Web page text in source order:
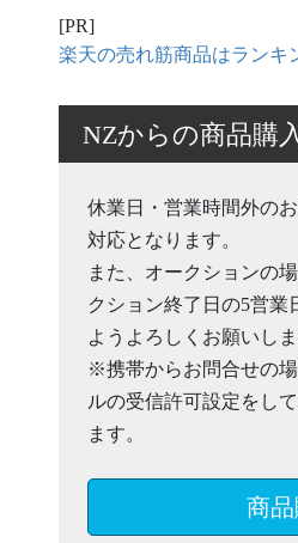
[PR]
楽天の売れ筋商品はランキ
NZからの商品購
休業日・営業時間外の
対応となります。
また、オークションの
クション終了日の5営業
ようよろしくお願いしま
※携帯からお問合せの場
ルの受信許可設定をし
ます。
商